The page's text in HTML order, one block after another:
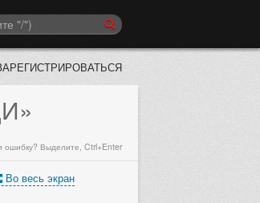
ошибку? Выделите, Ctrl+Enter
Во весь экран